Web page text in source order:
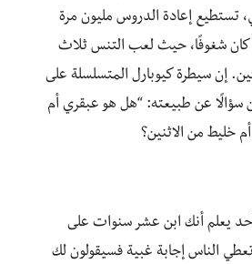
تستطيع إعادة الدروس مليون مرة
كان شغوفًا، حيث لعب التنس ثلاث
إن سيطرة كيوبارل المتسلسلة على
سؤالًا عن طبيعته: “هل هو عبقري أم
خليط من الاثنين؟
يعلم أنك ابن عشر سنوات على
الناس إجابة غبية فسيقولون لك